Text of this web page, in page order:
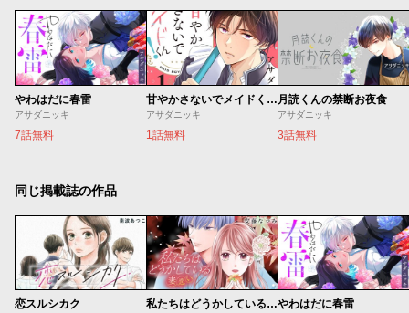
やわはだに春雷
アサダニッキ
7話無料
甘やかさないでメイドくん！
アサダニッキ
1話無料
月読くんの禁断お夜食
アサダニッキ
3話無料
同じ掲載誌の作品
恋スルシカク 私たちはどうかしている 妻恋いやわはだに春雷